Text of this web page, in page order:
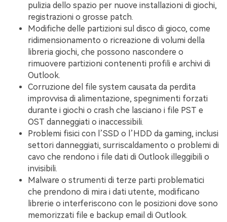
pulizia dello spazio per nuove installazioni di giochi,
registrazioni o grosse patch.
Modifiche delle partizioni sul disco di gioco, come
ridimensionamento o ricreazione di volumi della
libreria giochi, che possono nascondere o
rimuovere partizioni contenenti profili e archivi di
Outlook.
Corruzione del file system causata da perdita
improvvisa di alimentazione, spegnimenti forzati
durante i giochi o crash che lasciano i file PST e
OST danneggiati o inaccessibili.
Problemi fisici con l’SSD o l’HDD da gaming, inclusi
settori danneggiati, surriscaldamento o problemi di
cavo che rendono i file dati di Outlook illeggibili o
invisibili.
Malware o strumenti di terze parti problematici
che prendono di mira i dati utente, modificano
librerie o interferiscono con le posizioni dove sono
memorizzati file e backup email di Outlook.